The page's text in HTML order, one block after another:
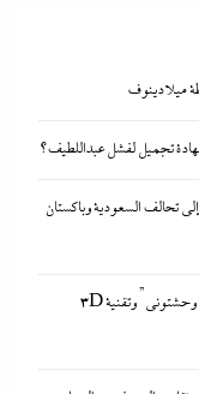
على ضوء
مستحق أم
ميلادينوف
شهادة تجميل لفشل عبداللطيف؟
تحالف السعودية وباكستان
ألبوم صور: شيرين تشعل بورتو جولف العلمين بـ”يالهوى وحشتونى” وتقنية 3D